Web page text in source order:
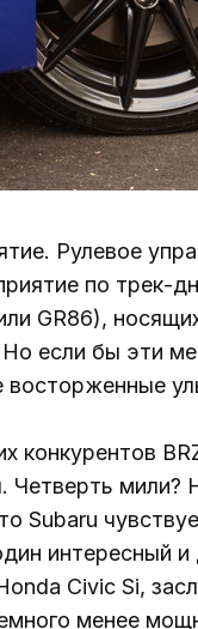
Рулевое
по трек-
GR86),
если бы эти
восторженные
конкурентов
Четверть мили?
Subaru
интересный
Civic Si,
менее